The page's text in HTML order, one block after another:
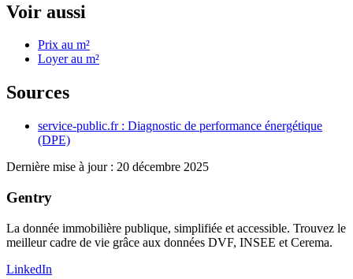
Voir aussi
Prix au m²
Loyer au m²
Sources
service-public.fr : Diagnostic de performance énergétique
(DPE)
Dernière mise à jour : 20 décembre 2025
Gentry
La donnée immobilière publique, simplifiée et accessible. Trouvez le
meilleur cadre de vie grâce aux données DVF, INSEE et Cerema.
LinkedIn